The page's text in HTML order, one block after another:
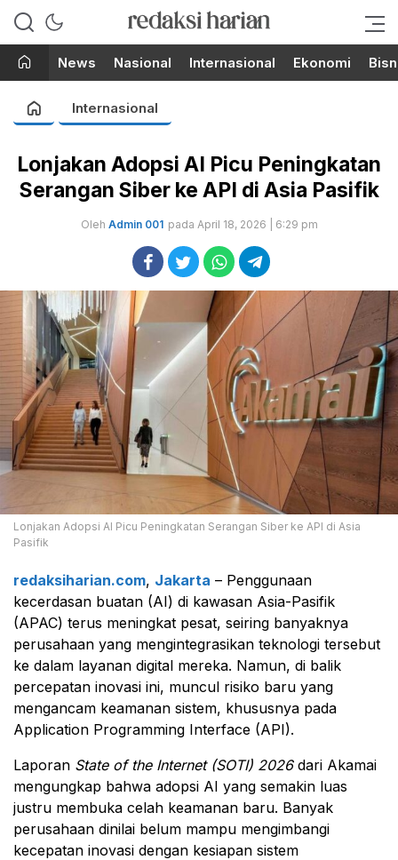
RedaksiHarian.com
Berita Terupdate dari Redaksi
News Nasional Internasional Ekonomi
Internasional
Lonjakan Adopsi AI Picu Peningkatan
Serangan Siber ke API di Asia Pasifik
Oleh Admin 001 pada April 18, 2026 | 6:29 pm
Lonjakan Adopsi AI Picu Peningkatan Serangan Siber ke API di Asia
Pasifik
redaksiharian.com, Jakarta – Penggunaan
kecerdasan buatan (AI) di kawasan Asia-Pasifik
(APAC) terus meningkat pesat, seiring banyaknya
perusahaan yang mengintegrasikan teknologi tersebut
ke dalam layanan digital mereka. Namun, di balik
percepatan inovasi ini, muncul risiko baru yang
mengancam keamanan sistem, khususnya pada
Application Programming Interface (API).
Laporan State of the Internet (SOTI) 2026dari Akamai
mengungkap bahwa adopsi AI yang semakin luas
justru membuka celah keamanan baru. Banyak
perusahaan dinilai belum mampu mengimbangi
kecepatan inovasi dengan kesiapan sistem